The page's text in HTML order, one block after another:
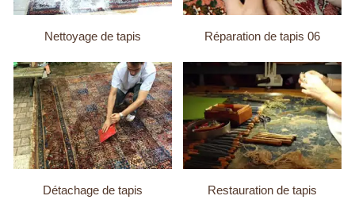
Nettoyage de tapis Réparation de tapis 06
Détachage de tapis Restauration de tapis